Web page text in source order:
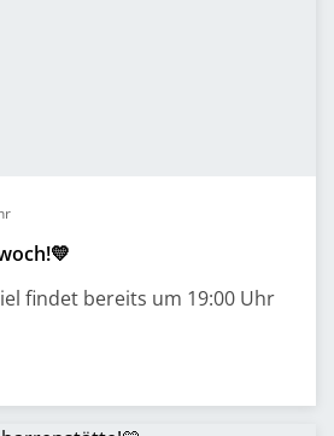
findet bereits um 19:00 Uhr